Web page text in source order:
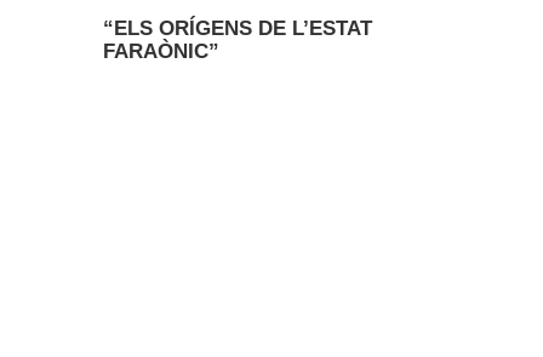
“ELS ORÍGENS DE L’ESTAT
FARAÒNIC”